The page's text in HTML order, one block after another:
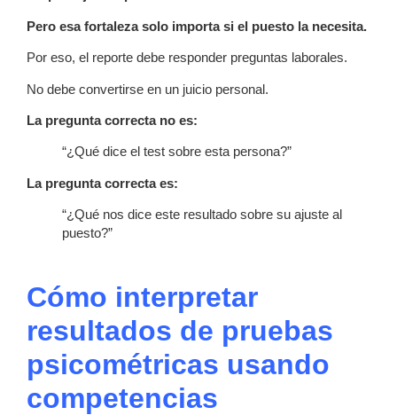
Pero esa fortaleza solo importa si el puesto la necesita.
Por eso, el reporte debe responder preguntas laborales.
No debe convertirse en un juicio personal.
La pregunta correcta no es:
“¿Qué dice el test sobre esta persona?”
La pregunta correcta es:
“¿Qué nos dice este resultado sobre su ajuste al
puesto?”
Cómo interpretar
resultados de pruebas
psicométricas usando
competencias